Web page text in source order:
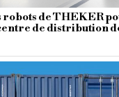
robots de THEKER
de distribution